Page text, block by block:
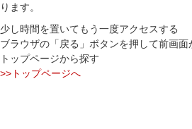
ります。
少し時間を置いてもう一度アクセスする
ブラウザの「戻る」ボタンを押して前画面
トップページから探す
>>トップページへ